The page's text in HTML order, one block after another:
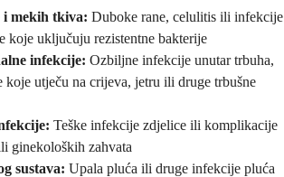
i mekih tkiva: Duboke rane, celulitis ili infekcije
koje uključuju rezistentne bakterije
infekcije: Ozbiljne infekcije unutar trbuha,
utječu na crijeva, jetru ili druge trbušne
Teške infekcije zdjelice ili komplikacije
ginekoloških zahvata
sustava: Upala pluća ili druge infekcije pluća